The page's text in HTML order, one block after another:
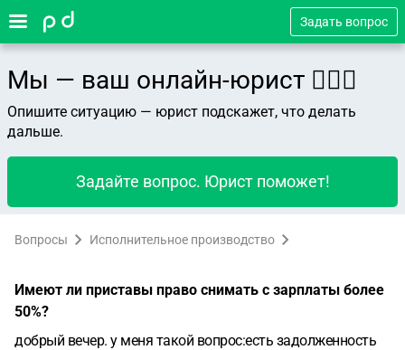
Задать вопрос
Мы — ваш онлайн-юрист 👨🏻‍⚖️
Опишите ситуацию — юрист подскажет, что делать
дальше.
Задайте вопрос. Юрист поможет!
Вопросы Исполнительное производство
Имеют ли приставы право снимать с зарплаты более
50%?
добрый вечер. у меня такой вопрос:есть задолженность